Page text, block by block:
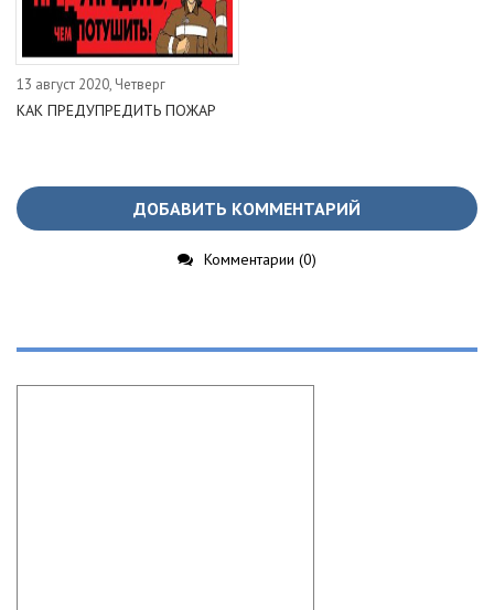
13 август 2020, Четверг
КАК ПРЕДУПРЕДИТЬ ПОЖАР
ДОБАВИТЬ КОММЕНТАРИЙ
Комментарии (0)